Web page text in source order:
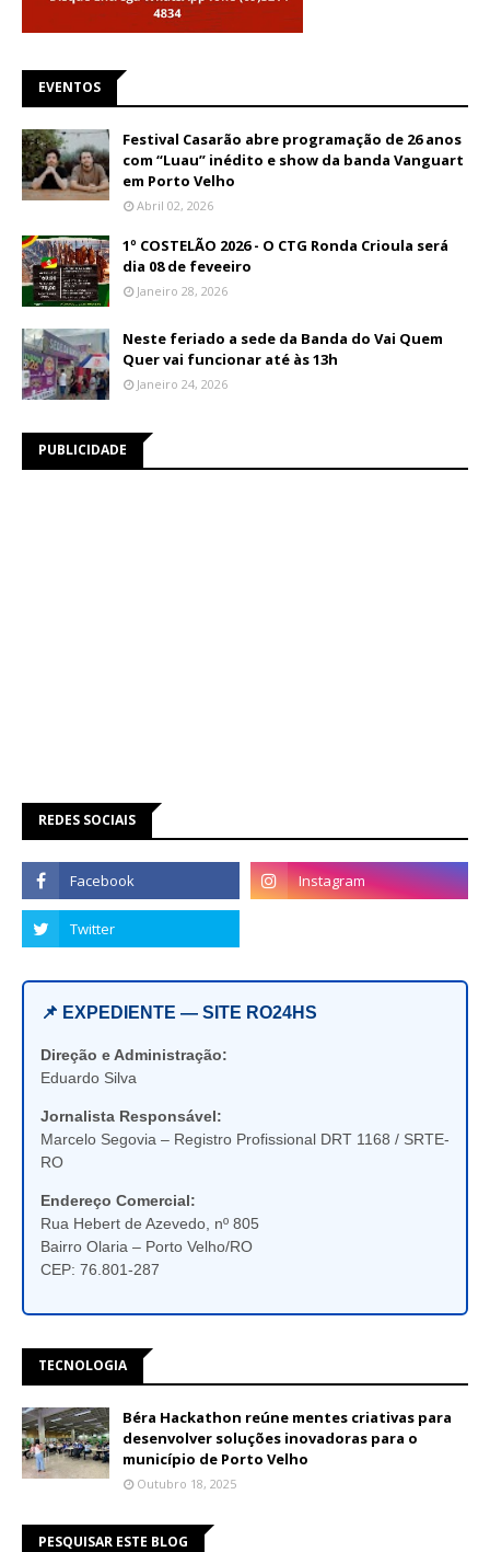
EVENTOS
Festival Casarão abre programação de 26 anos
com “Luau” inédito e show da banda Vanguart
em Porto Velho
Abril 02, 2026
1º COSTELÃO 2026 - O CTG Ronda Crioula será
dia 08 de feveeiro
Janeiro 28, 2026
Neste feriado a sede da Banda do Vai Quem
Quer vai funcionar até às 13h
Janeiro 24, 2026
PUBLICIDADE
REDES SOCIAIS
📌 EXPEDIENTE — SITE RO24HS
Direção e Administração:
Eduardo Silva
Jornalista Responsável:
Marcelo Segovia – Registro Profissional DRT 1168 / SRTE-
RO
Endereço Comercial:
Rua Hebert de Azevedo, nº 805
Bairro Olaria – Porto Velho/RO
CEP: 76.801-287
TECNOLOGIA
Béra Hackathon reúne mentes criativas para
desenvolver soluções inovadoras para o
município de Porto Velho
Outubro 18, 2025
PESQUISAR ESTE BLOG